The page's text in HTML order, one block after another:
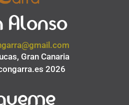
Alonso
Gran Canaria
2026